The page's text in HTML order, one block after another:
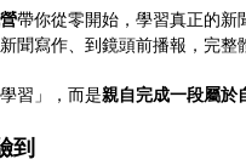
帶你從零開始，學習真正的
聞寫作、到鏡頭前播報，完整
習」，而是親自完成一段屬於
到